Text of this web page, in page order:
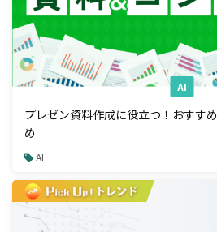
AI
プレゼン資料作成に役立つ！おすす
め
AI